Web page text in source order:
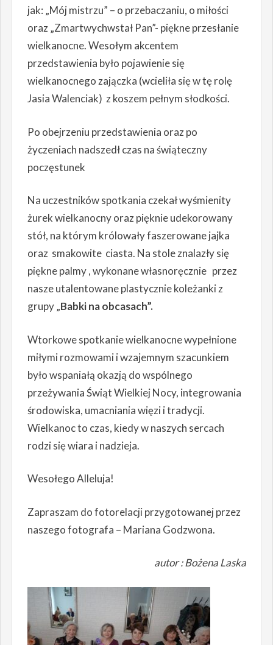
jak: „Mój mistrzu” – o przebaczaniu, o miłości
oraz „Zmartwychwstał Pan”- piękne przesłanie
wielkanocne. Wesołym akcentem
przedstawienia było pojawienie się
wielkanocnego zajączka (wcieliła się w tę rolę
Jasia Walenciak) z koszem pełnym słodkości.
Po obejrzeniu przedstawienia oraz po
życzeniach nadszedł czas na świąteczny
poczęstunek
Na uczestników spotkania czekał wyśmienity
żurek wielkanocny oraz pięknie udekorowany
stół, na którym królowały faszerowane jajka
oraz smakowite ciasta. Na stole znalazły się
piękne palmy , wykonane własnoręcznie przez
nasze utalentowane plastycznie koleżanki z
grupy „Babki na obcasach”.
Wtorkowe spotkanie wielkanocne wypełnione
miłymi rozmowami i wzajemnym szacunkiem
było wspaniałą okazją do wspólnego
przeżywania Świąt Wielkiej Nocy, integrowania
środowiska, umacniania więzi i tradycji.
Wielkanoc to czas, kiedy w naszych sercach
rodzi się wiara i nadzieja.
Wesołego Alleluja!
Zapraszam do fotorelacji przygotowanej przez
naszego fotografa – Mariana Godzwona.
autor :Bożena Laska